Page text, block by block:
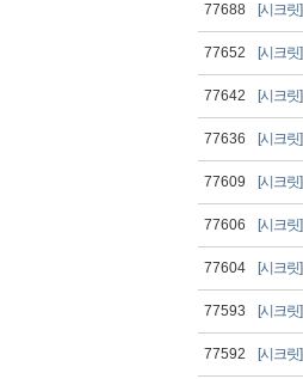
77688 [시크릿]
77652 [시크릿]
77642 [시크릿]
77636 [시크릿]
77609 [시크릿]
77606 [시크릿]
77604 [시크릿]
77593 [시크릿]
77592 [시크릿]